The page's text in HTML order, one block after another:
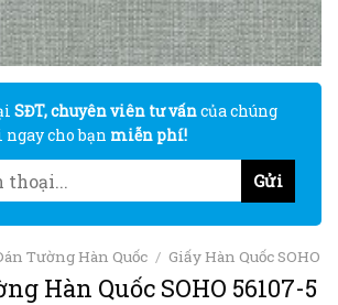
SĐT, chuyên viên tư vấncủa chúng
ngay cho bạn miễn phí!
Tường Hàn Quốc / Giấy Hàn Quốc SOHO
Hàn Quốc SOHO 56107-5